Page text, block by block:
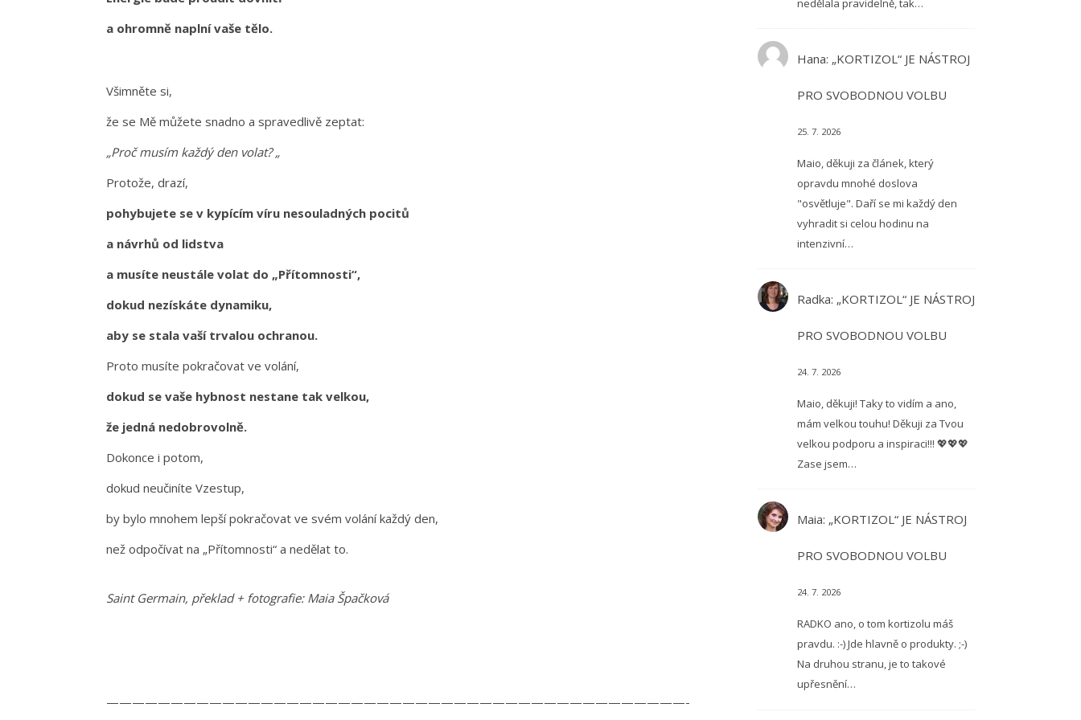
a ohromně naplní vaše tělo.
Všimněte si,
že se Mě můžete snadno a spravedlivě zeptat:
„Proč musím každý den volat? „
Protože, drazí,
pohybujete se v kypícím víru nesouladných pocitů
a návrhů od lidstva
a musíte neustále volat do „Přítomnosti“,
dokud nezískáte dynamiku,
aby se stala vaší trvalou ochranou.
Proto musíte pokračovat ve volání,
dokud se vaše hybnost nestane tak velkou,
že jedná nedobrovolně.
Dokonce i potom,
dokud neučiníte Vzestup,
by bylo mnohem lepší pokračovat ve svém volání každý den,
než odpočívat na „Přítomnosti“ a nedělat to.
Saint Germain, překlad + fotografie: Maia Špačková
—————————————————————————————————————————————-
nedělala pravidelně, tak…
Hana: „KORTIZOL“ JE NÁSTROJ
PRO SVOBODNOU VOLBU
25. 7. 2026
Maio, děkuji za článek, který
opravdu mnohé doslova
"osvětluje". Daří se mi každý den
vyhradit si celou hodinu na
intenzivní…
Radka: „KORTIZOL“ JE NÁSTROJ
PRO SVOBODNOU VOLBU
24. 7. 2026
Maio, děkuji! Taky to vidím a ano,
mám velkou touhu! Děkuji za Tvou
velkou podporu a inspiraci!!! 💖💖💖
Zase jsem…
Maia: „KORTIZOL“ JE NÁSTROJ
PRO SVOBODNOU VOLBU
24. 7. 2026
RADKO ano, o tom kortizolu máš
pravdu. :-) Jde hlavně o produkty. ;-)
Na druhou stranu, je to takové
upřesnění…